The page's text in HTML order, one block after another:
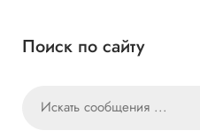
Поиск по сайту